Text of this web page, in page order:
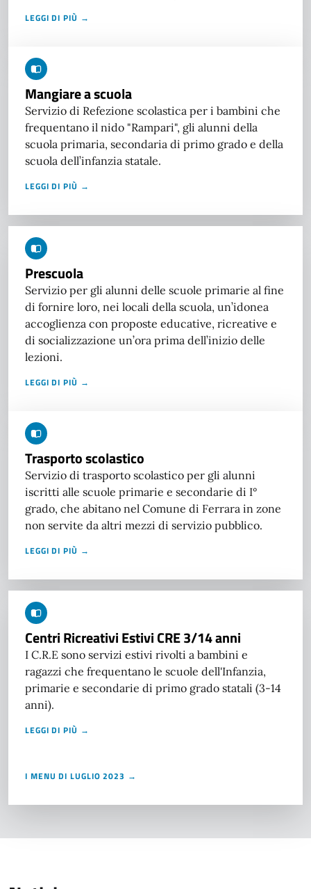
LEGGI DI PIÙ →
Mangiare a scuola
Servizio di Refezione scolastica per i bambini che
frequentano il nido "Rampari", gli alunni della
scuola primaria, secondaria di primo grado e della
scuola dell’infanzia statale.
LEGGI DI PIÙ →
Prescuola
Servizio per gli alunni delle scuole primarie al fine
di fornire loro, nei locali della scuola, un’idonea
accoglienza con proposte educative, ricreative e
di socializzazione un’ora prima dell’inizio delle
lezioni.
LEGGI DI PIÙ →
Trasporto scolastico
Servizio di trasporto scolastico per gli alunni
iscritti alle scuole primarie e secondarie di I°
grado, che abitano nel Comune di Ferrara in zone
non servite da altri mezzi di servizio pubblico.
LEGGI DI PIÙ →
Centri Ricreativi Estivi CRE 3/14 anni
I C.R.E sono servizi estivi rivolti a bambini e
ragazzi che frequentano le scuole dell'Infanzia,
primarie e secondarie di primo grado statali (3-14
anni).
LEGGI DI PIÙ →
I MENU DI LUGLIO 2023 →